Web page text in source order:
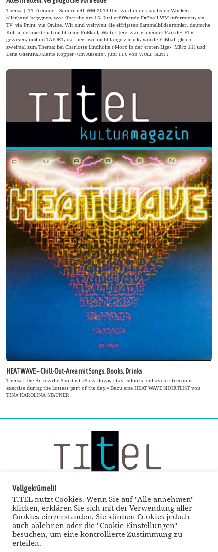
Thema | 11 Freunde – Sonderheft WM 2014 Uns wird in den nächsten Wochen
allerhand begegnen, was über die am 16. Juni eröffnende Fußball-WM informiert, via
TV, via Print, via Online. Wir sind weltweit die eifrigsten Sammelbildsammler, deutsche
Kultur definiert sich nicht ohne Fußball, Walter Jens war glühender Fan des ETV
gewesen, und im TATORT, das liegt gar nicht lange zurück, wurde Fußball gleich
zweimal zum Thema: bei Charlotte Lindholm (›Mord in der ersten Liga‹, März 11) und
Lena Odenthal/Mario Kopper (›Im Abseits‹, Juni 11). Von WOLF SENFF
HEAT WAVE – Chill-Out-Area mit Songs, Books, Drinks
Thema| Die Hitzewelle-Shortlist »Slow down, stay indoors and avoid strenuous
exercise during the hottest part of the day.« Dazu eine HEAT WAVE SHORTLIST von
TINA KAROLINA STAUNER
Vollgekrümelt!
TITEL nutzt Cookies. Wenn Sie auf "Alle annehmen"
klicken, erklären Sie sich mit der Verwendung aller
Cookies einverstanden. Sie können Cookies jedoch
auch ablehnen oder die "Cookie-Einstellungen"
besuchen, um eine kontrollierte Zustimmung zu
erteilen.